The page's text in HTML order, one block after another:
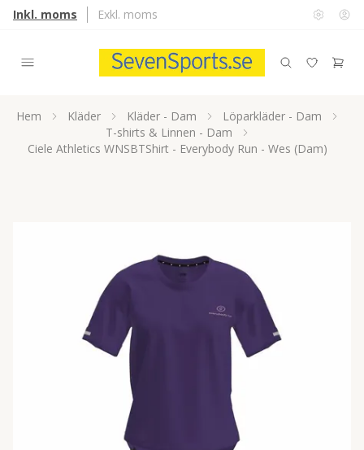
Inkl. moms Exkl. moms
Hem Kläder Kläder - Dam
Löparkläder - Dam
T-shirts & Linnen - Dam
Ciele Athletics WNSBTShirt - Everybody Run - Wes (Dam)